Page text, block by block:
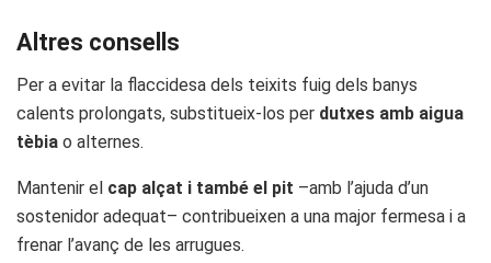
Altres consells
Per a evitar la flaccidesa dels teixits fuig dels banys
calents prolongats, substitueix-los per dutxes amb aigua
tèbia o alternes.
Mantenir el cap alçat i també el pit –amb l’ajuda d’un
sostenidor adequat– contribueixen a una major fermesa i a
frenar l’avanç de les arrugues.